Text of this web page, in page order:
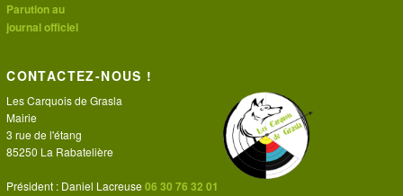
Parution au
journal officiel
CONTACTEZ-NOUS !
Les Carquois de Grasla
Mairie
3 rue de l'étang
85250 La Rabatelière
Président : Daniel Lacreuse06 30 76 32 01